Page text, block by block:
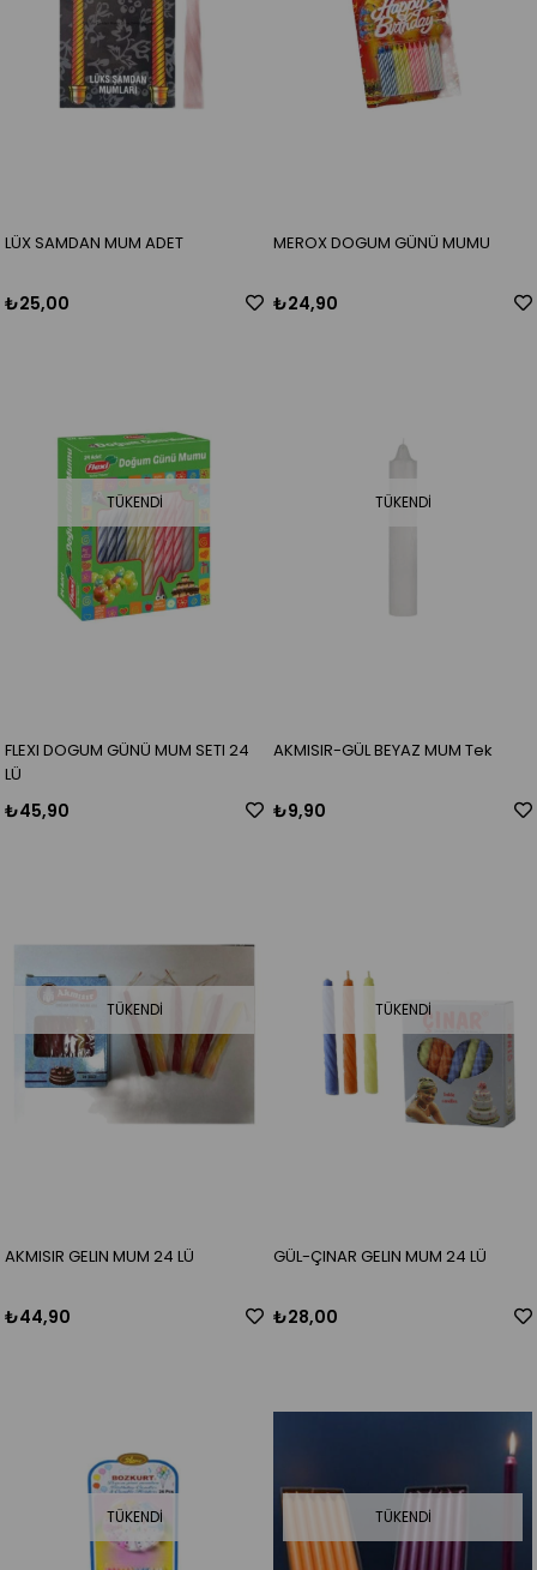
LÜX SAMDAN MUM ADET
₺25,00
MEROX DOGUM GÜNÜ MUMU
₺24,90
TÜKENDI
FLEXI DOGUM GÜNÜ MUM SETI 24
LÜ
₺45,90
TÜKENDI
AKMISIR-GÜL BEYAZ MUM Tek
₺9,90
TÜKENDI
AKMISIR GELIN MUM 24 LÜ
₺44,90
TÜKENDI
GÜL-ÇINAR GELIN MUM 24 LÜ
₺28,00
TÜKENDI TÜKENDI